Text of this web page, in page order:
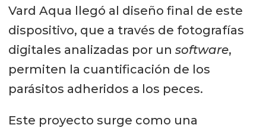
Vard Aqua llegó al diseño final de este
dispositivo, que a través de fotografías
digitales analizadas por un software,
permiten la cuantificación de los
parásitos adheridos a los peces.
Este proyecto surge como una